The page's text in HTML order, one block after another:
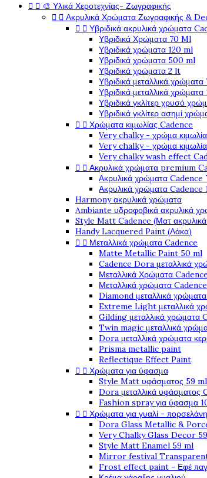
  🎨 Υλικά Χεροτεχνίας- Ζωγραφικής
  Ακρυλικά Χρώματα Ζωγραφικής &
  Υβριδικά ακρυλικά χρώματα
Υβριδικά Χρώματα 70 Ml
Υβριδικά χρώματα 120 ml
Υβριδικά χρώματα 500 ml
Υβριδικά χρώματα 2 lt
Υβριδικά μεταλλικά
Υβριδικά μεταλλικά
Υβριδικά γκλίτερ χρυσό
Υβριδικά γκλίτερ ασημί
  Χρώματα κιμωλίας Cadence
Very chalky - χρώμα
Very chalky - χρώμα
Very chalky wash effect
  Ακρυλικά χρώματα premium
Ακρυλικά χρώματα Cadence
Ακρυλικά χρώματα Cadence
Harmony ακρυλικά χρώματα
Ambiante υδροφοβικά ακρυλικά
Style Matt Cadence (Ματ
Handy Lacquered Paint (Λάκα)
  Μεταλλικά χρώματα Cadence
Matte Metallic Paint 50 ml
Cadence Dora μεταλλικά
Μεταλλικά Χρώματα
Μεταλλικά χρώματα
Diamond μεταλλικά
Extreme Light μεταλλικά
Gilding μεταλλικά χρώματα
Twin magic μεταλλικά
Dora μεταλλικά χρώματα
Prisma metallic paint
Reflectique Effect Paint
  Χρώματα για ύφασμα
Style Matt υφάσματος 59 ml
Dora μεταλλικά υφάσματος
Fashion spray για ύφασμα
  Χρώματα για γυαλί - πορσελάνη
Dora Glass Metallic &
Very Chalky Glass Decor
Style Matt Enamel 59 ml
Mirror festival
Frost effect paint - Εφέ